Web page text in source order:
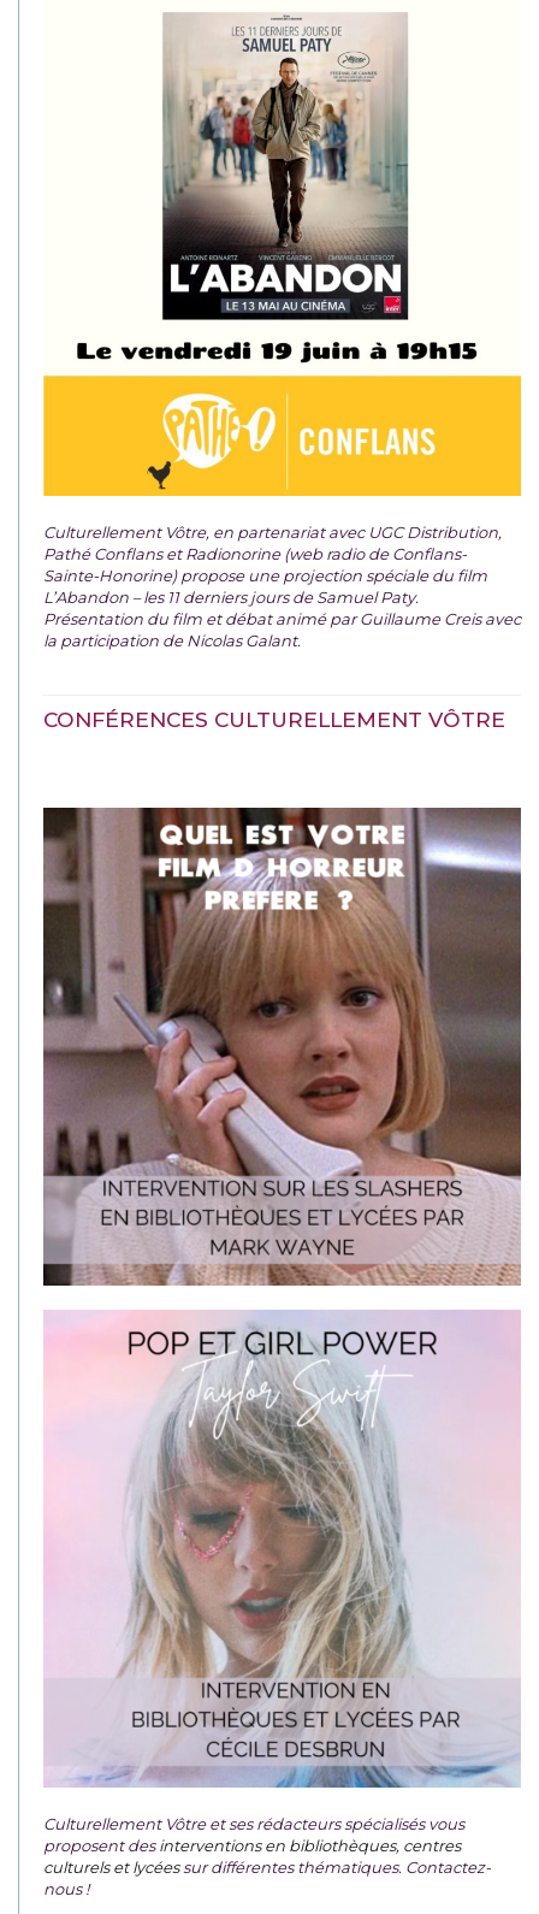
Culturellement Vôtre, en partenariat avec UGC Distribution,
Pathé Conflans et Radionorine (web radio de Conflans-
Sainte-Honorine) propose une projection spéciale du film
L’Abandon – les 11 derniers jours de Samuel Paty.
Présentation du film et débat animé par Guillaume Creis avec
la participation de Nicolas Galant.
CONFÉRENCES CULTURELLEMENT VÔTRE
Culturellement Vôtre et ses rédacteurs spécialisés vous
proposent desinterventions en bibliothèques, centres
culturels et lycéessur différentes thématiques. Contactez-
nous !